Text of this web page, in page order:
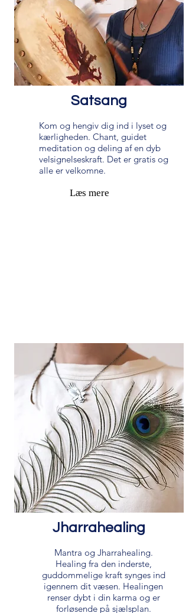
Satsang
Kom og hengiv dig ind i lyset og
kærligheden. Chant, guidet
meditation og deling af en dyb
velsignelseskraft. Det er gratis og
alle er velkomne.
Læs mere
Jharrahealing
Mantra og Jharrahealing.
Healing fra den inderste,
guddommelige kraft synges ind
igennem dit væsen. Healingen
renser dybt i din karma og er
forløsende på sjælsplan.